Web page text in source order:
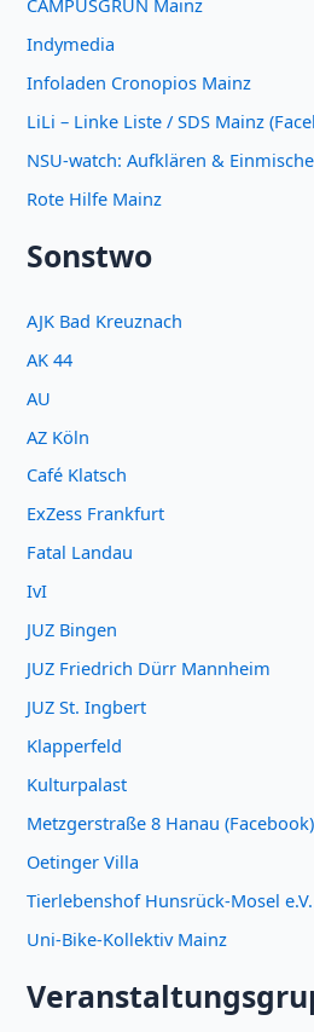
CAMPUSGRÜN Mainz
Indymedia
Infoladen Cronopios Mainz
LiLi – Linke Liste / SDS Mainz
NSU-watch: Aufklären &
Rote Hilfe Mainz
Sonstwo
AJK Bad Kreuznach
AK 44
AU
AZ Köln
Café Klatsch
ExZess Frankfurt
Fatal Landau
IvI
JUZ Bingen
JUZ Friedrich Dürr Mannheim
JUZ St. Ingbert
Klapperfeld
Kulturpalast
Metzgerstraße 8 Hanau (Facebook)
Oetinger Villa
Tierlebenshof Hunsrück-Mosel e.V.
Uni-Bike-Kollektiv Mainz